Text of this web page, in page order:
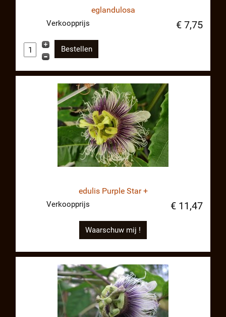
eglandulosa
Verkoopprijs € 7,75
edulis Purple Star +
Verkoopprijs € 11,47
Waarschuw mij !